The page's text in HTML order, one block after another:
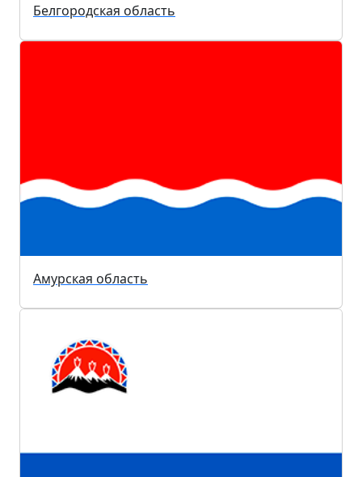
Белгородская область
Амурская область